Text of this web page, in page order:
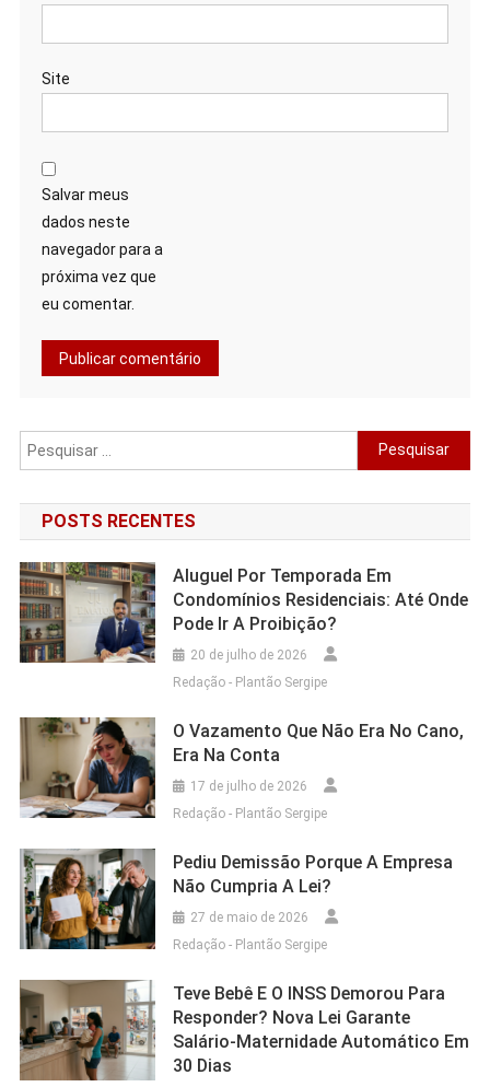
Site
Salvar meus
dados neste
navegador para a
próxima vez que
eu comentar.
Pesquisar
por:
POSTS RECENTES
Aluguel Por Temporada Em
Condomínios Residenciais: Até Onde
Pode Ir A Proibição?
20 de julho de 2026
Redação - Plantão Sergipe
O Vazamento Que Não Era No Cano,
Era Na Conta
17 de julho de 2026
Redação - Plantão Sergipe
Pediu Demissão Porque A Empresa
Não Cumpria A Lei?
27 de maio de 2026
Redação - Plantão Sergipe
Teve Bebê E O INSS Demorou Para
Responder? Nova Lei Garante
Salário-Maternidade Automático Em
30 Dias